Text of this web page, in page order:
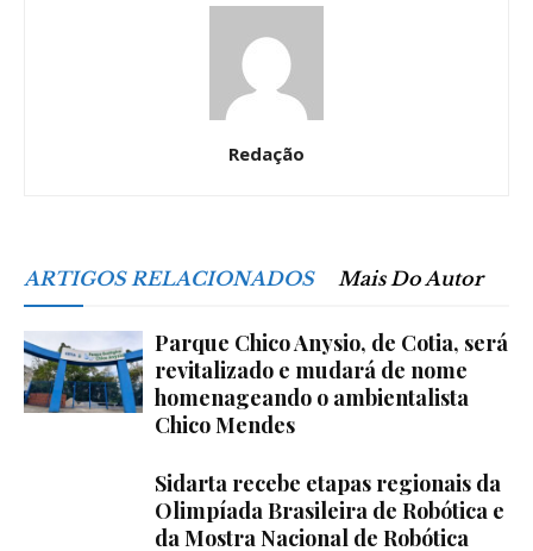
Redação
ARTIGOS RELACIONADOS Mais Do Autor
Parque Chico Anysio, de Cotia, será
revitalizado e mudará de nome
homenageando o ambientalista
Chico Mendes
Sidarta recebe etapas regionais da
Olimpíada Brasileira de Robótica e
da Mostra Nacional de Robótica